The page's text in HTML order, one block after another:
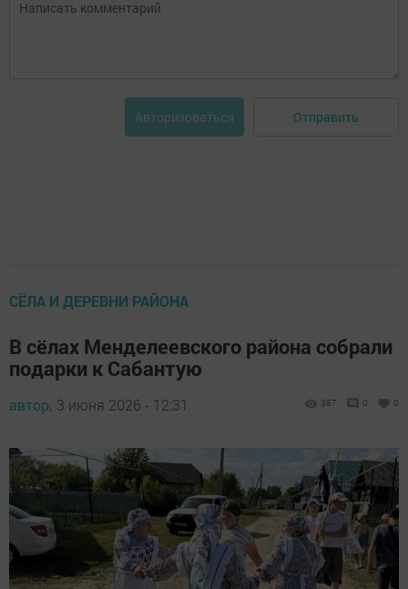
Авторизоваться Отправить
СЁЛА И ДЕРЕВНИ РАЙОНА
В сёлах Менделеевского района собрали
подарки к Сабантую
автор, 3 июня 2026 - 12:31 387 0 0